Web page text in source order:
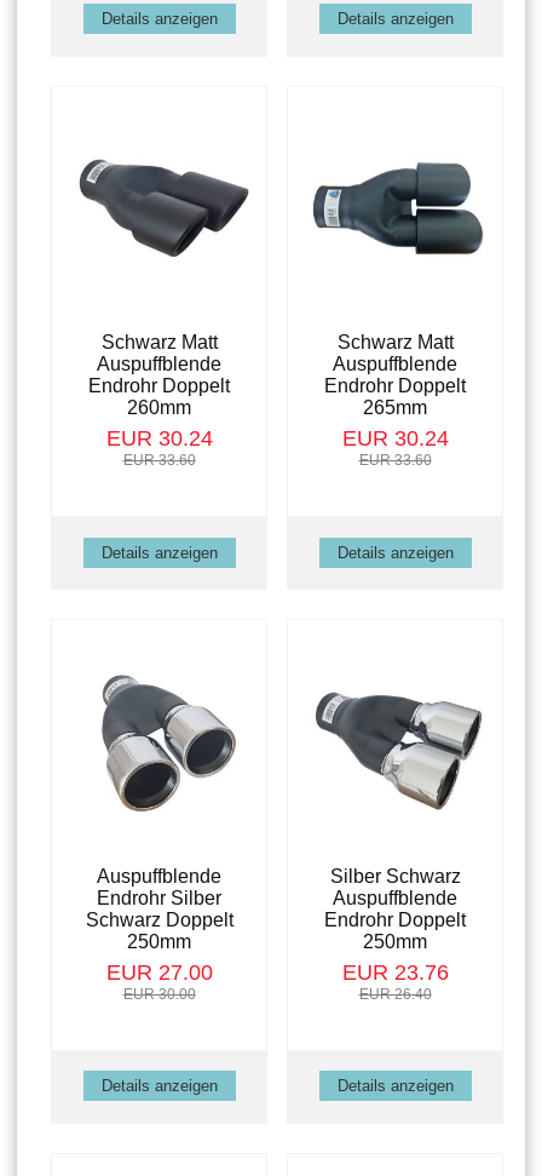
Details anzeigen Details anzeigen
Schwarz Matt
Auspuffblende
Endrohr Doppelt
260mm
EUR 30.24
EUR 33.60
Details anzeigen
Schwarz Matt
Auspuffblende
Endrohr Doppelt
265mm
EUR 30.24
EUR 33.60
Details anzeigen
Auspuffblende
Endrohr Silber
Schwarz Doppelt
250mm
EUR 27.00
EUR 30.00
Details anzeigen
Silber Schwarz
Auspuffblende
Endrohr Doppelt
250mm
EUR 23.76
EUR 26.40
Details anzeigen